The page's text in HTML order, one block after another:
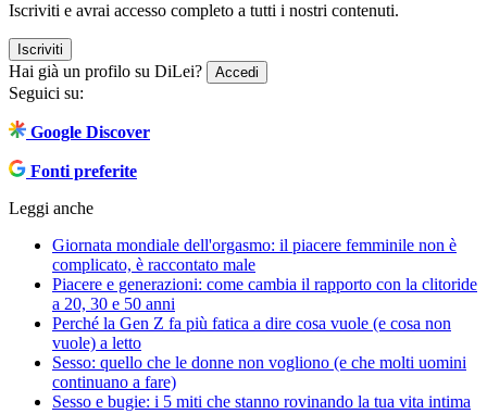
Iscriviti e avrai accesso completo a tutti i nostri contenuti.
Iscriviti
Hai già un profilo su DiLei? Accedi
Seguici su:
Google Discover
Fonti preferite
Leggi anche
Giornata mondiale dell'orgasmo: il piacere femminile non è
complicato, è raccontato male
Piacere e generazioni: come cambia il rapporto con la clitoride
a 20, 30 e 50 anni
Perché la Gen Z fa più fatica a dire cosa vuole (e cosa non
vuole) a letto
Sesso: quello che le donne non vogliono (e che molti uomini
continuano a fare)
Sesso e bugie: i 5 miti che stanno rovinando la tua vita intima